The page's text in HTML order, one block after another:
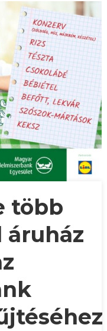
több
áruház